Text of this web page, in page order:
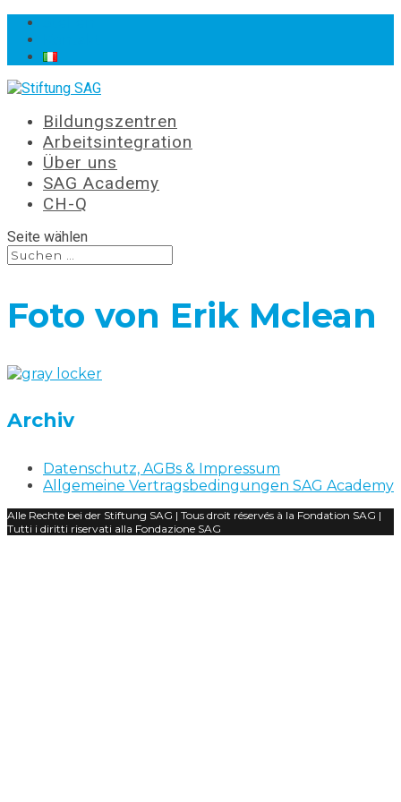
Bildungszentren
Arbeitsintegration
Über uns
SAG Academy
CH-Q
Seite wählen
Foto von Erik Mclean
Archiv
Datenschutz, AGBs & Impressum
Allgemeine Vertragsbedingungen SAG Academy
Alle Rechte bei der Stiftung SAG | Tous droit réservés à la Fondation SAG |
Tutti i diritti riservati alla Fondazione SAG